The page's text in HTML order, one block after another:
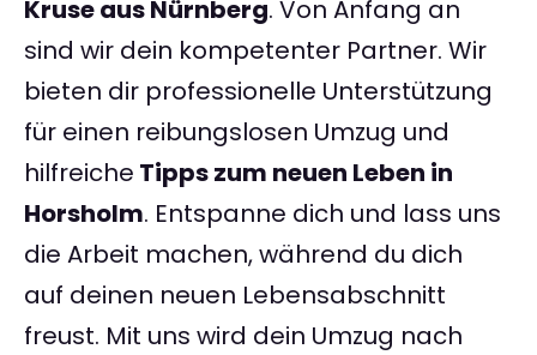
Kruse aus Nürnberg. Von Anfang an
sind wir dein kompetenter Partner. Wir
bieten dir professionelle Unterstützung
für einen reibungslosen Umzug und
hilfreiche Tipps zum neuen Leben in
Horsholm. Entspanne dich und lass uns
die Arbeit machen, während du dich
auf deinen neuen Lebensabschnitt
freust. Mit uns wird dein Umzug nach